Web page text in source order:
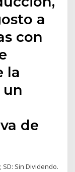
a
con
la
un
de
Sin Dividendo.